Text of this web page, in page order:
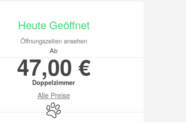
&
Heute Geöffnet
Öffnungszeiten ansehen
Ab
47,00 €
Doppelzimmer
Alle Preise
Tiere erlaubt